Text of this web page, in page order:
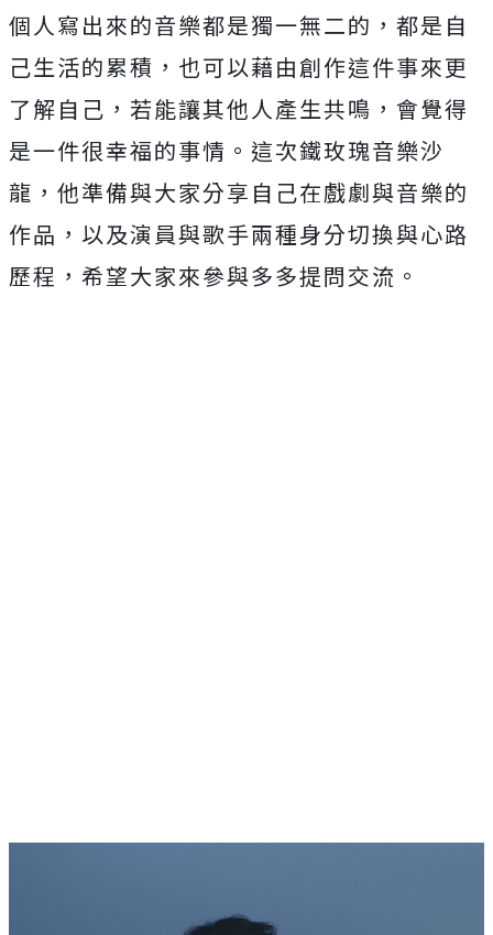
個人寫出來的音樂都是獨一無二的，都是自
己生活的累積， 也可以藉由創作這件事來更
了解自己，若能讓其他人產生共鳴， 會覺得
是一件很幸福的事情。這次鐵玫瑰音樂沙
龍， 他準備與大家分享自己在戲劇與音樂的
作品，以及演員與歌手兩種身分切換與心路
歷程，希望大家來參與多多提問交流。